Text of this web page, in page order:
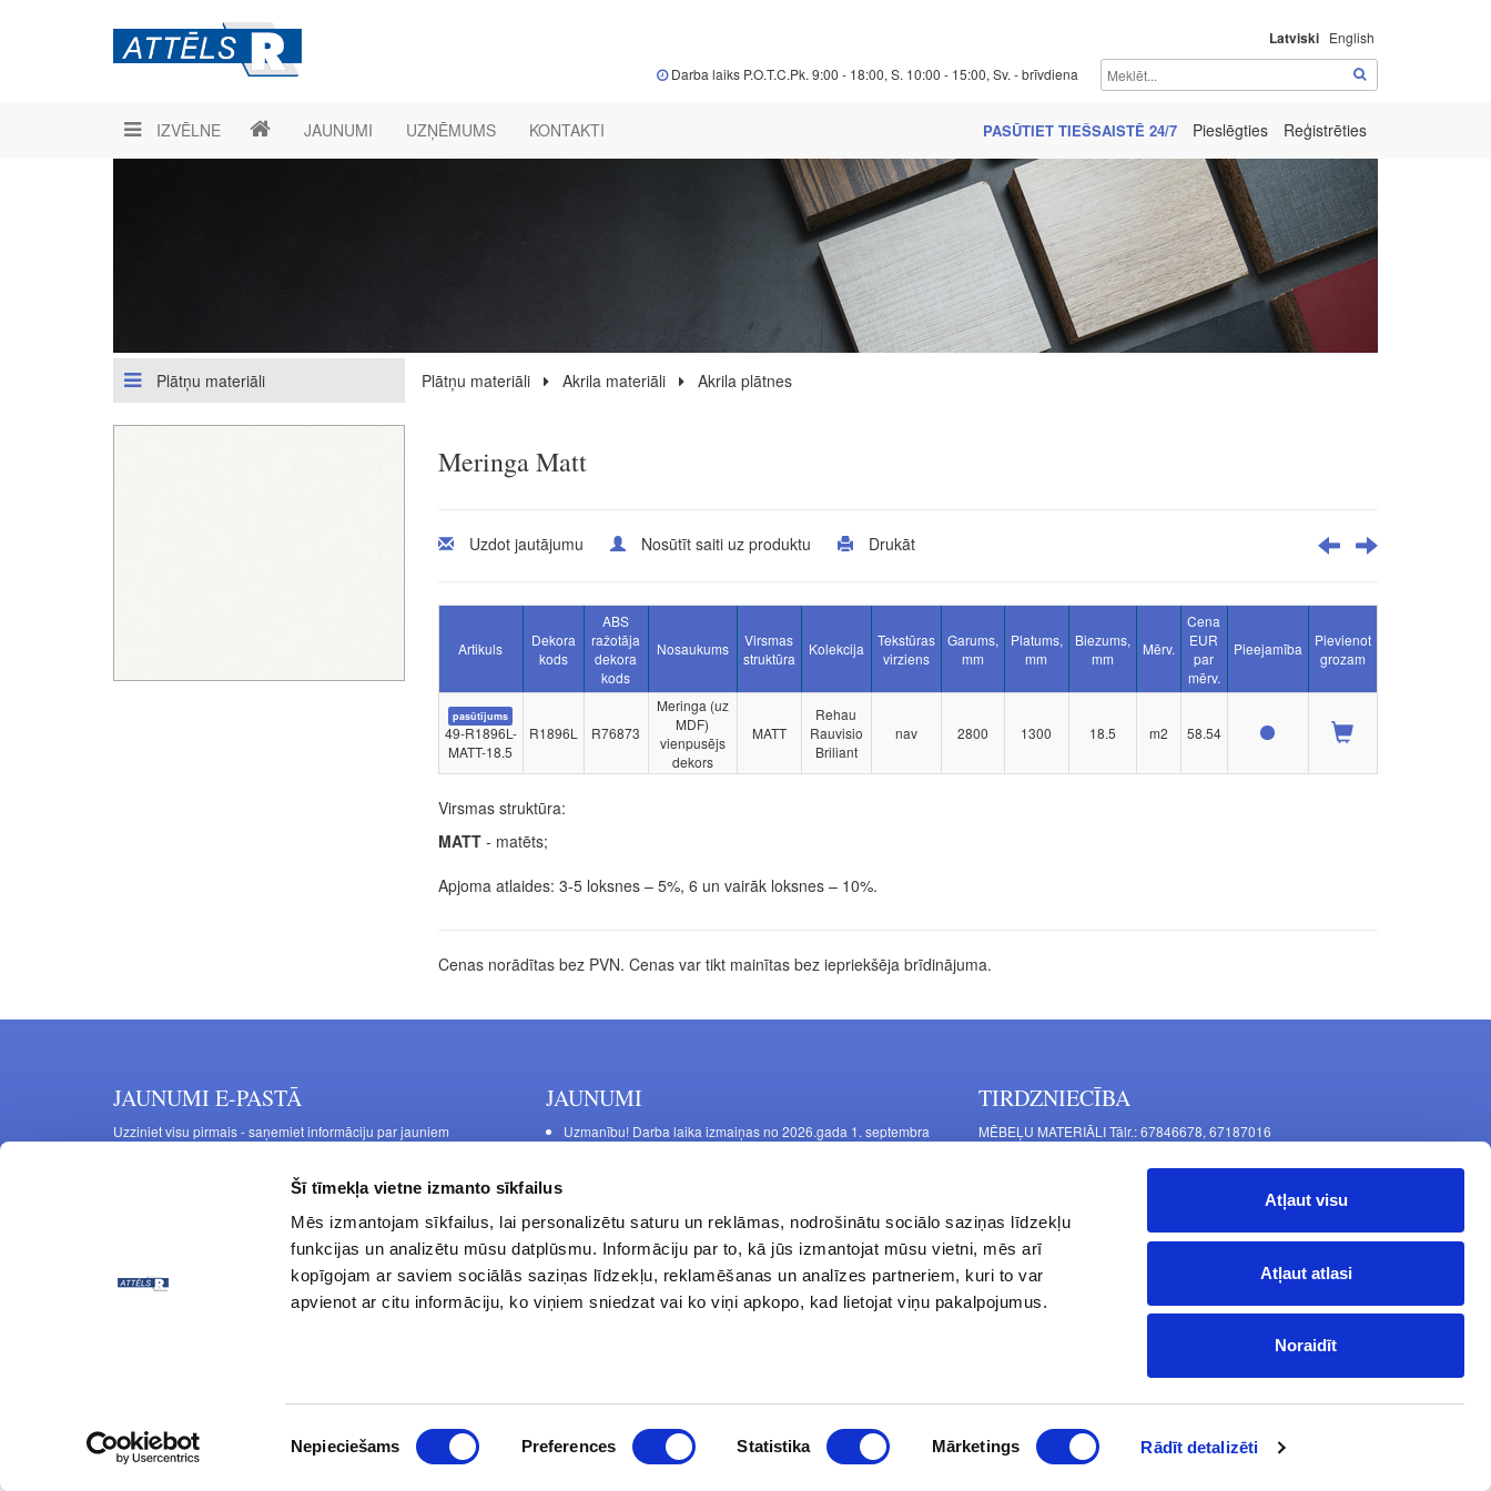
Šī tīmekļa vietne izmanto sīkfailus
Mēs izmantojam sīkfailus, lai personalizētu saturu un reklāmas, nodrošinātu sociālo saziņas līdzekļu
funkcijas un analizētu mūsu datplūsmu. Informāciju par to, kā jūs izmantojat mūsu vietni, mēs arī
kopīgojam ar saviem sociālās saziņas līdzekļu, reklamēšanas un analīzes partneriem, kuri to var
apvienot ar citu informāciju, ko viņiem sniedzat vai ko viņi apkopo, kad lietojat viņu pakalpojumus.
izvēle
Nepieciešams Preferences Statistika Mārketings Rādīt detalizēti
Atļaut visu
Atļaut atlasi
Noraidīt
Latviski English
Darba laiks P.O.T.C.Pk. 9:00 - 18:00, S. 10:00 - 15:00, Sv. - brīvdiena
IZVĒLNE JAUNUMI UZŅĒMUMS KONTAKTI PASŪTIET TIEŠSAISTĒ 24/7 Pieslēgties Reģistrēties
Plātņu materiāli Plātņu materiāli Akrila materiāli Akrila plātnes
Meringa Matt
Uzdot jautājumu Nosūtīt saiti uz produktu Drukāt
Artikuls
Dekora
kods
ABS
ražotāja
dekora
kods
Nosaukums
Virsmas
struktūra
Kolekcija
Tekstūras
virziens
Garums,
mm
Platums,
mm
Biezums,
mm
Mērv.
Cena
EUR
par
mērv.
Pieejamība
Pievienot
grozam
pasūtījums
49-R1896L-
MATT-18.5
R1896L R76873
Meringa (uz
MDF)
vienpusējs
dekors
MATT
Rehau
Rauvisio
Briliant
nav 2800 1300 18.5 m2 58.54
Virsmas struktūra:
MATT- matēts;
Apjoma atlaides: 3-5 loksnes – 5%, 6 un vairāk loksnes – 10%.
Cenas norādītas bez PVN. Cenas var tikt mainītas bez iepriekšēja brīdinājuma.
JAUNUMI E-PASTĀ
Uzziniet visu pirmais - saņemiet informāciju par jauniem
JAUNUMI
Uzmanību! Darba laika izmaiņas no 2026.gada 1. septembra
TIRDZNIECĪBA
MĒBEĻU MATERIĀLI Tālr.: 67846678, 67187016
Mašīnu iela 11, Rīga, LV-1063, Latvija
FURNITŪRA MĒBELĒM Tālr.: 67846682, 67844884
Latgales iela 452, Rīga, LV-1063, Latvija
S. 10:00 - 15:00, Sv. - brīvdiena
© ATTĒLS R 1997 - 2024 Visas tiesības aizsargātas. Privātuma politika Kontakti